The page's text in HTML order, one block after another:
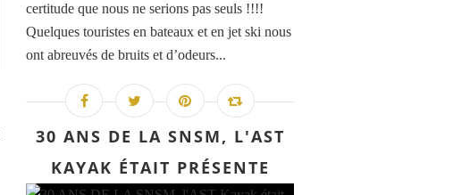
certitude que nous ne serions pas seuls !!!!
Quelques touristes en bateaux et en jet ski nous
ont abreuvés de bruits et d’odeurs...
30 ANS DE LA SNSM, L'AST
KAYAK ÉTAIT PRÉSENTE